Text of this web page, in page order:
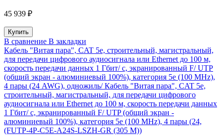
45 939 ₽
В сравнение В закладки
Кабель "Витая пара", CAT 5e, строительный, магистральный,
для передачи цифрового аудиосигнала или Ethernet до 100 м,
скорость передачи данных 1 Гбит/ с, экранированный F/ UTP
(общий экран - алюминиевый 100%), категория 5e (100 MHz),
4 пары (24 AWG), одножиль/ Кабель "Витая пара", CAT 5e,
строительный, магистральный, для передачи цифрового
аудиосигнала или Ethernet до 100 м, скорость передачи данных
1 Гбит/ с, экранированный F/ UTP (общий экран -
алюминиевый 100%), категория 5e (100 MHz), 4 пары (24,
(FUTP-4P-C5E-A24S-LSZH-GR (305 M))